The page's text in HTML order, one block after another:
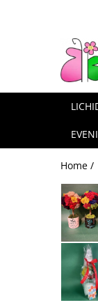
FLORI NATURALE
BUCHETE
ARANJAMENTE
INAPOI LA SCOALA
FLORI
Home /